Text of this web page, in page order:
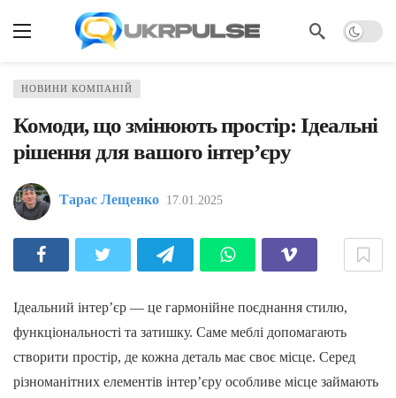
НОВИНИ КОМПАНІЙ
Комоди, що змінюють простір: Ідеальні
рішення для вашого інтер’єру
Тарас Лещенко 17.01.2025
Ідеальний інтер’єр — це гармонійне поєднання стилю,
функціональності та затишку. Саме меблі допомагають
створити простір, де кожна деталь має своє місце. Серед
різноманітних елементів інтер’єру особливе місце займають